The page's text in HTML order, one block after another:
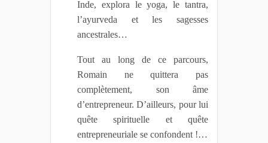
Inde, explora le yoga, le tantra,
l’ayurveda et les sagesses
ancestrales…
Tout au long de ce parcours,
Romain ne quittera pas
complètement, son âme
d’entrepreneur. D’ailleurs, pour lui
quête spirituelle et quête
entrepreneuriale se confondent !…